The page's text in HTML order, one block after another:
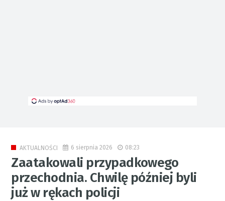
AKTUALNOŚCI 6 sierpnia 2026 08:23
Zaatakowali przypadkowego
przechodnia. Chwilę później byli
już w rękach policji